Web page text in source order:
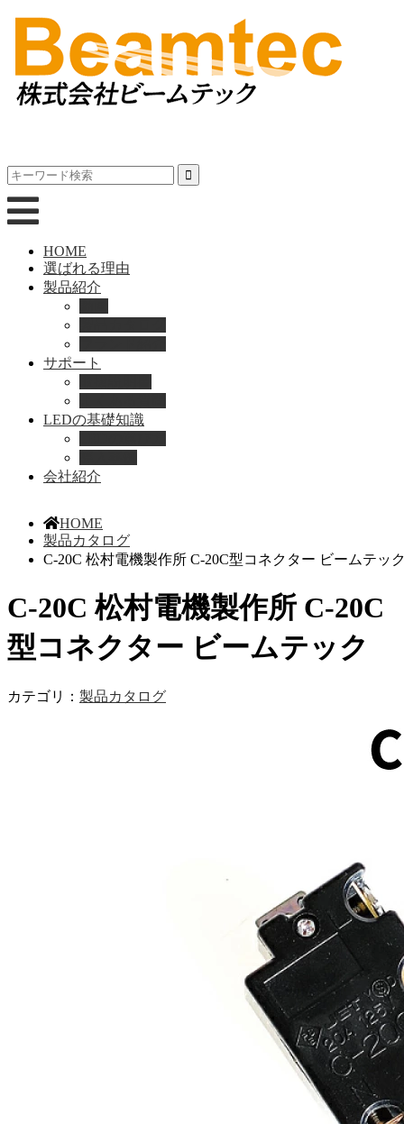
HOME
選ばれる理由
製品紹介
サポート
LEDの基礎知識
会社紹介
HOME
製品カタログ
C-20C 松村電機製作所 C-20C型コネクター ビームテッ
C-20C 松村電機製作所 C-20C
型コネクター ビームテック
カテゴリ： 製品カタログ